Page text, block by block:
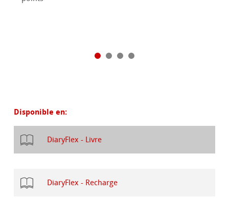
Disponible en:
DiaryFlex - Livre
DiaryFlex - Recharge